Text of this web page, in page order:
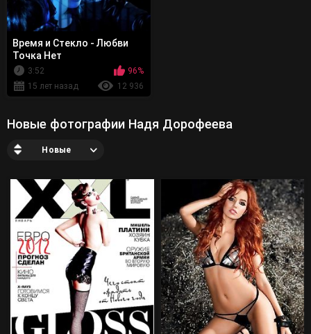
Время и Стекло - Любви
Точка Нет
3:52
96%
15 лет назад
12 936
Новые фотографии Надя Дорофеева
Новые